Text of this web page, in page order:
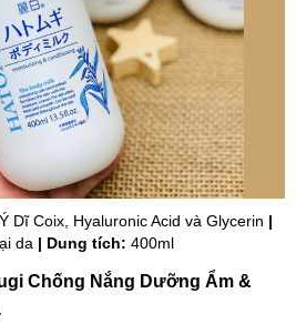
Dĩ Coix, Hyaluronic Acid và Glycerin |
da | Dung tích: 400ml
Chống Nắng Dưỡng Ẩm &